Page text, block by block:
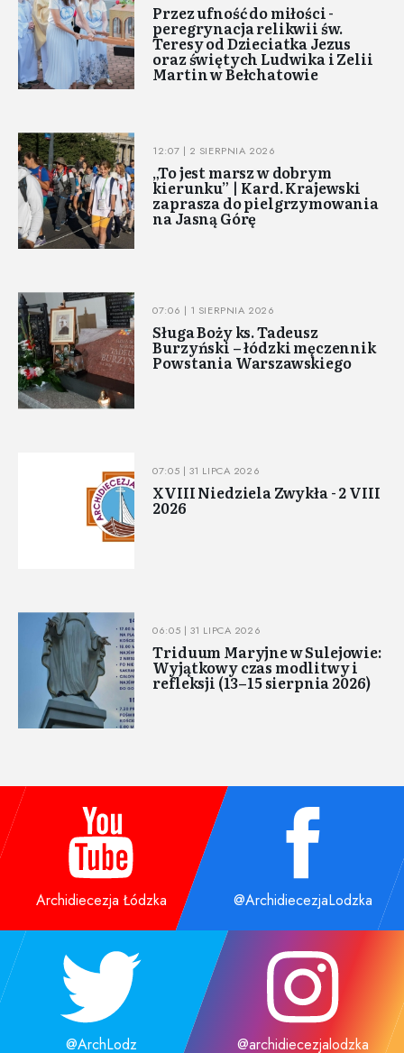
Przez ufność do miłości -
peregrynacja relikwii św.
Teresy od Dzieciatka Jezus
oraz świętych Ludwika i Zelii
Martin w Bełchatowie
12:07 | 2 SIERPNIA 2026
„To jest marsz w dobrym
kierunku” | Kard. Krajewski
zaprasza do pielgrzymowania
na Jasną Górę
07:06 | 1 SIERPNIA 2026
Sługa Boży ks. Tadeusz
Burzyński – łódzki męczennik
Powstania Warszawskiego
07:05 | 31 LIPCA 2026
XVIII Niedziela Zwykła - 2 VIII
2026
06:05 | 31 LIPCA 2026
Triduum Maryjne w Sulejowie:
Wyjątkowy czas modlitwy i
refleksji (13–15 sierpnia 2026)
Archidiecezja Łódzka @ArchidiecezjaLodzka
@ArchLodz @archidiecezjalodzka